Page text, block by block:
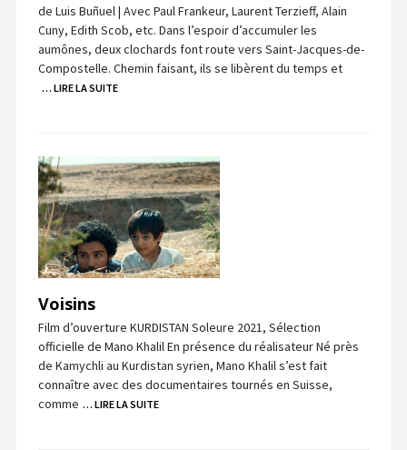
de Luis Buñuel | Avec Paul Frankeur, Laurent Terzieff, Alain
Cuny, Edith Scob, etc. Dans l’espoir d’accumuler les
aumônes, deux clochards font route vers Saint-Jacques-de-
Compostelle. Chemin faisant, ils se libèrent du temps et
… LIRE LA SUITE
Voisins
Film d’ouverture KURDISTAN Soleure 2021, Sélection
officielle de Mano Khalil En présence du réalisateur Né près
de Kamychli au Kurdistan syrien, Mano Khalil s’est fait
connaître avec des documentaires tournés en Suisse,
comme … LIRE LA SUITE